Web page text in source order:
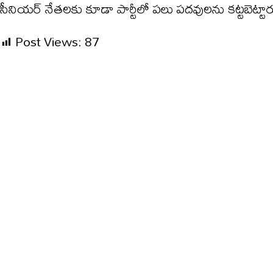
సీనియర్ నేతలకు కూడా పార్టీలో పలు పదవులను
Post Views:87